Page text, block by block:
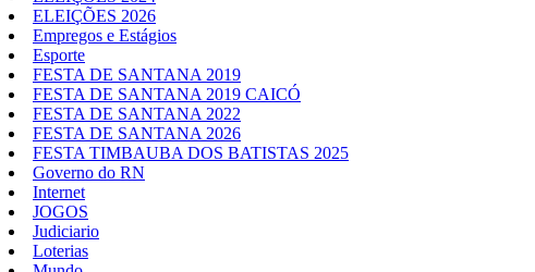
ELEIÇÕES 2026
Empregos e Estágios
Esporte
FESTA DE SANTANA 2019
FESTA DE SANTANA 2019 CAICÓ
FESTA DE SANTANA 2022
FESTA DE SANTANA 2026
FESTA TIMBAUBA DOS BATISTAS 2025
Governo do RN
Internet
JOGOS
Judiciario
Loterias